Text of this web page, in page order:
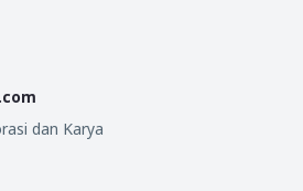
dan Karya